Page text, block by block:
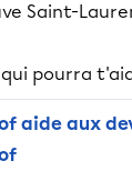
Saint-
pourra
aide aux